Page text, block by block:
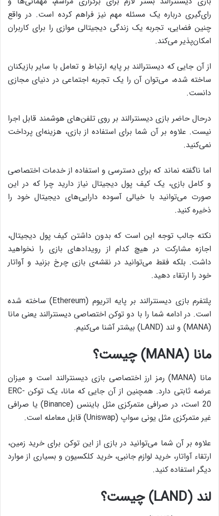
رای‌گیری درباره یک مسئله مهم نیز فراهم کرده است. در واقع
چنین فضایی، تجربه‌‌ یک زندگی دیجیتالی موازی را برای کاربران
امکان‌پذیر می‌کند.
از آن جایی که دیسنترالند بر پایه‌ ارتباط و تعامل با سایر بازیکنان
ساخته شده، می‌توان آن را یک تجربه‌ اجتماعی در دنیای مجازی
دانست.
درحال حاضر بازی دیسنترالند بر روی تلفن‌های هوشمند قابل اجرا
نیست. علاوه بر آن شما برای استفاده از بازی، هزینه‌ای پرداخت
نمی‌کنید.
اما ناگفته نماند که برای دسترسی و استفاده از خدمات اختصاصی
و کامل بازی، یک کیف پول دیجیتال نیاز دارید چرا که در این
صورت می‌توانید با خیالی آسوده دارایی‌های دیجیتال خود را
ذخیره کنید.
نکته‌ جالب توجه این است که بدون داشتن کیف پول دیجیتال،
اجازه‌ مشارکت در هیچ کدام از رویداد‌های بازی را نخواهید
داشت. بلکه فقط می‌توانید در نقشه‌‌ی بازی چرخ بزنید و آواتار
خود را ارتقاء دهید.
پلتفرم بازی دیسنترالند بر پایه‌ اتریوم (Ethereum) ساخته شده
است. در ادامه شما را با دو توکن اختصاصی دیسنترالند یعنی مانا
(MANA) و لند (LAND) بیشتر آشنا می‌کنیم.
مانا (MANA) چیست؟
مانا (MANA) رمز ارز اختصاصی بازی دیسنترالند است و میزان
عرضه‌ ثابتی دارد. همچنین از آن جایی که مانا، یک توکن ERC-
20 است، در صرافی متمرکزی مثل بایننس (Binance) یا صرافی
غیر متمرکزی مثل یونی سواپ (Uniswap) قابل معامله است.
علاوه بر آن شما می‌توانید در بازی از این توکن برای خرید زمین،
ارتقاء آواتار، خرید لوازم جانبی، خرید کلکسیون و بسیاری از موارد
دیگر استفاده کنید.
لند (LAND) چیست؟